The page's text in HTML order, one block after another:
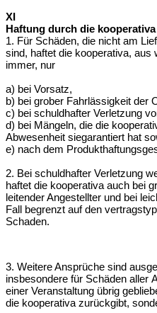
XI
Haftung durch die kooperativa
1. Für Schäden, die nicht am
sind, haftet die kooperativa, aus
immer, nur
a) bei Vorsatz,
b) bei grober Fahrlässigkeit der
c) bei schuldhafter Verletzung
d) bei Mängeln, die die
Abwesenheit siegarantiert hat
e) nach dem
2. Bei schuldhafter Verletzung
haftet die kooperativa auch bei
leitender Angestellter und bei
Fall begrenzt auf den
Schaden.
3. Weitere Ansprüche sind
insbesondere für Schäden aller
einer Veranstaltung übrig
die kooperativa zurückgibt,